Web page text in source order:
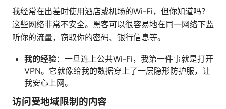
我经常在出差时使用酒店或机场的Wi-Fi，但你知道吗？
这些网络非常不安全。黑客可以很容易地在同一网络下监
听你的流量，窃取你的密码、银行信息等。
我的经验：一旦连上公共Wi-Fi，我第一件事就是打开
VPN。它就像给我的数据穿上了一层隐形防护服，让
我安心上网。
访问受地域限制的内容